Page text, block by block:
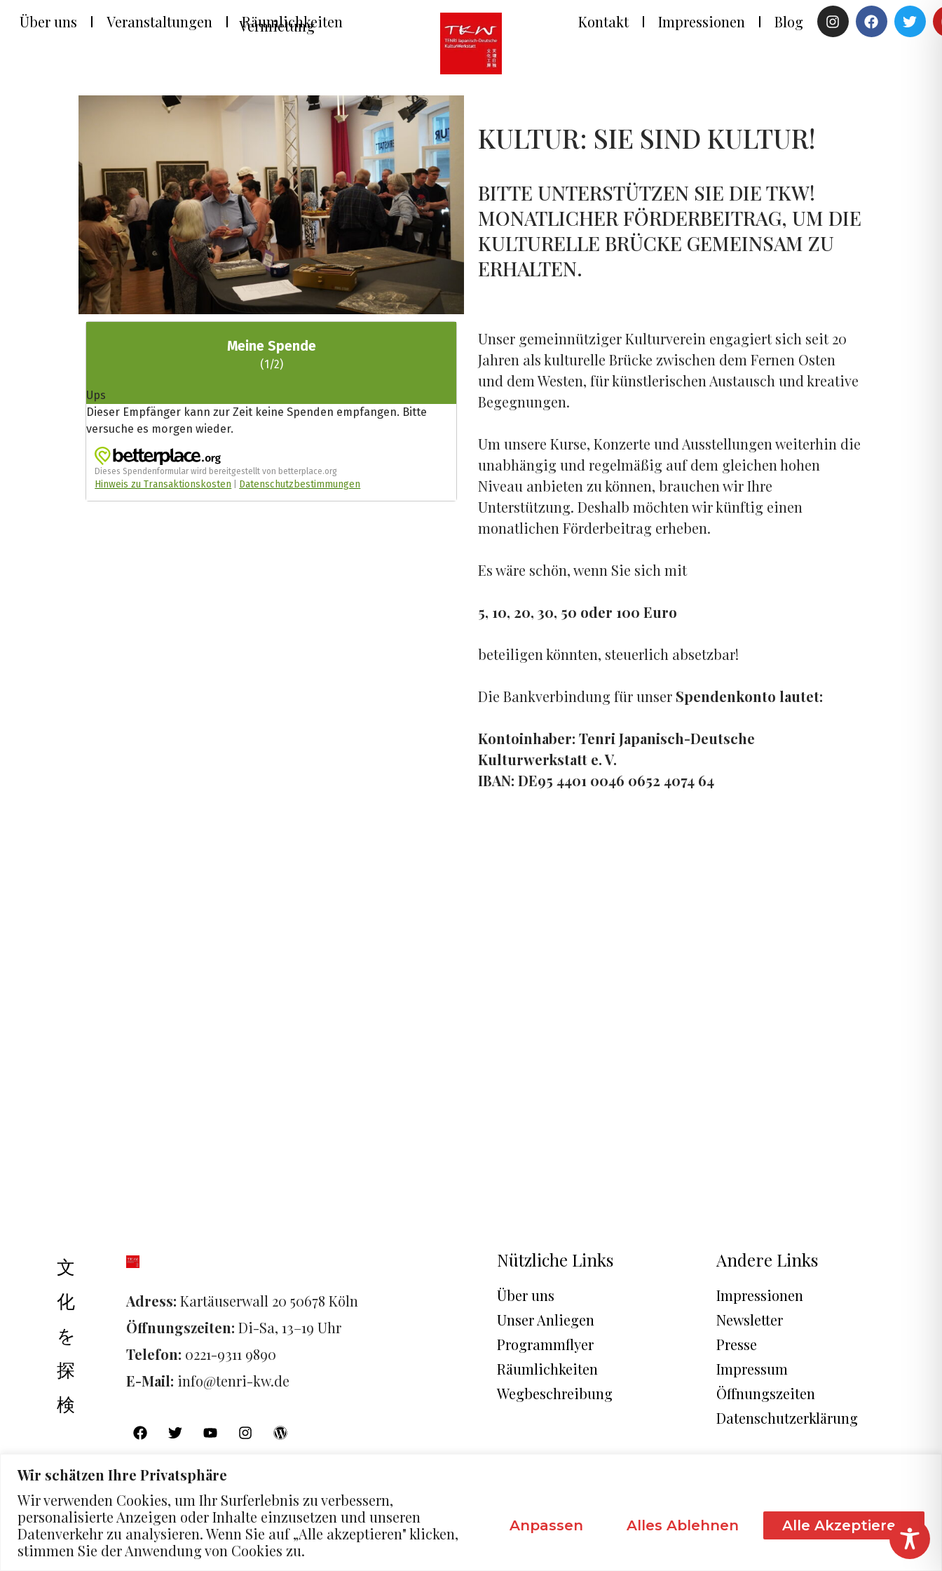
Wir schätzen Ihre Privatsphäre
Wir verwenden Cookies, um Ihr Surferlebnis zu verbessern,
personalisierte Anzeigen oder Inhalte einzusetzen und unseren
Datenverkehr zu analysieren. Wenn Sie auf „Alle akzeptieren" klicken,
stimmen Sie der Anwendung von Cookies zu.
Anpassen Alles Ablehnen Alle Akzeptieren
Über uns Veranstaltungen Räumlichkeiten Kontakt Impressionen Blog
KULTUR: SIE SIND KULTUR!
BITTE UNTERSTÜTZEN SIE DIE TKW!
MONATLICHER FÖRDERBEITRAG, UM DIE
KULTURELLE BRÜCKE GEMEINSAM ZU
ERHALTEN.
Unser gemeinnütziger Kulturverein engagiert sich seit 20
Jahren als kulturelle Brücke zwischen dem Fernen Osten
und dem Westen, für künstlerischen Austausch und kreative
Begegnungen.
Um unsere Kurse, Konzerte und Ausstellungen weiterhin die
unabhängig und regelmäßig auf dem gleichen hohen
Niveau anbieten zu können, brauchen wir Ihre
Unterstützung. Deshalb möchten wir künftig einen
monatlichen Förderbeitrag erheben.
Es wäre schön, wenn Sie sich mit
5, 10, 20, 30, 50 oder 100 Euro
beteiligen könnten, steuerlich absetzbar!
Die Bankverbindung für unser Spendenkonto lautet:
Kontoinhaber: Tenri Japanisch-Deutsche
Kulturwerkstatt e. V.
IBAN: DE95 4401 0046 0652 4074 64
文
化
を
探
検
Adress: Kartäuserwall 20 50678 Köln
Öffnungszeiten: Di-Sa, 13–19 Uhr
Telefon: 0221-9311 9890
E-Mail: info@tenri-kw.de
Nützliche Links
Über uns
Unser Anliegen
Programmflyer
Räumlichkeiten
Wegbeschreibung
Andere Links
Impressionen
Newsletter
Presse
Impressum
Öffnungszeiten
Datenschutzerklärung
© 2026 | Alle Rechte vorbehalten. Mit freundlicher Unterstützung vonTechleads.ai